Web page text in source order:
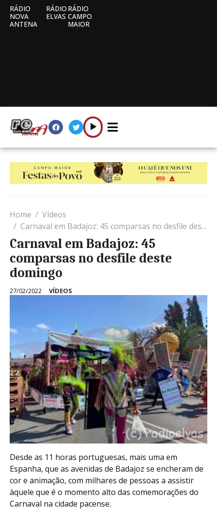
RÁDIO
NOVA
ANTENA
RÁDIO
ELVAS
RÁDIO
CAMPO
MAIOR
Home
Vídeos
Carnaval em Badajoz: 45 comparsas no desfile deste domingo
Carnaval em Badajoz: 45
comparsas no desfile deste
domingo
27/02/2022 VÍDEOS
Desde as 11 horas portuguesas, mais uma em
Espanha, que as avenidas de Badajoz se encheram de
cor e animação, com milhares de pessoas a assistir
àquele que é o momento alto das comemorações do
Carnaval na cidade pacense.